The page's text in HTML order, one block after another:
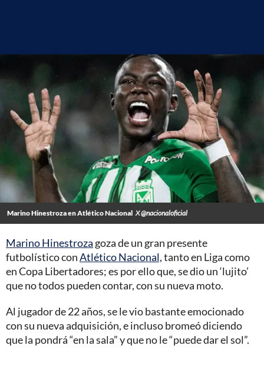
Marino Hinestroza en Atlético Nacional X @nacionaloficial
Marino Hinestroza goza de un gran presente
futbolístico conAtlético Nacional,tanto en Liga como
en Copa Libertadores; es por ello que, se dio un ‘lujito’
que no todos pueden contar, con su nueva moto.
Al jugador de 22 años, se le vio bastante emocionado
con su nueva adquisición, e incluso bromeó diciendo
que la pondrá “en la sala” y que no le “puede dar el sol”.